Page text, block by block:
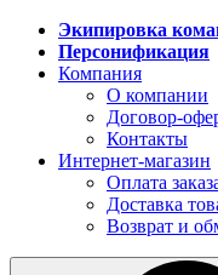
Экипировка
Персонификация
Компания
О компании
Договор-
Контакты
Интернет-магазин
Оплата
Доставка
Возврат и